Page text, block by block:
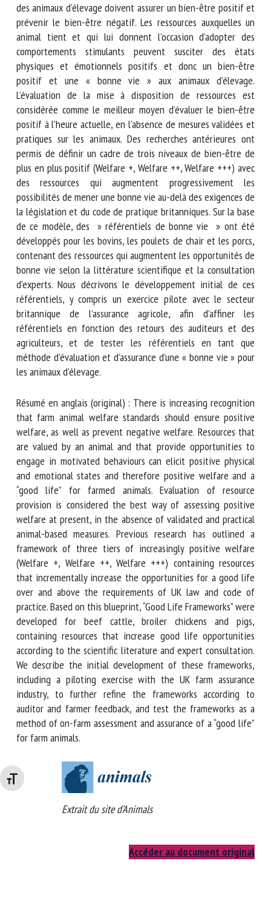
Changer la taille de la police
Il est de plus en plus reconnu que les normes de bien-être
des animaux d’élevage doivent assurer un bien-être positif
et prévenir le bien-être négatif. Les ressources auxquelles
un animal tient et qui lui donnent l’occasion d’adopter des
comportements stimulants peuvent susciter des états
physiques et émotionnels positifs et donc un bien-être
positif et une « bonne vie » aux animaux d’élevage.
L’évaluation de la mise à disposition de ressources est
considérée comme le meilleur moyen d’évaluer le bien-être
positif à l’heure actuelle, en l’absence de mesures validées
et pratiques sur les animaux. Des recherches antérieures ont
permis de définir un cadre de trois niveaux de bien-être de
plus en plus positif (Welfare +, Welfare ++, Welfare +++)
avec des ressources qui augmentent progressivement les
possibilités de mener une bonne vie au-delà des exigences
de la législation et du code de pratique britanniques. Sur la
base de ce modèle, des » référentiels de bonne vie » ont
été développés pour les bovins, les poulets de chair et les
porcs, contenant des ressources qui augmentent les
opportunités de bonne vie selon la littérature scientifique
et la consultation d’experts. Nous décrivons le
développement initial de ces référentiels, y compris un
exercice pilote avec le secteur britannique de l’assurance
agricole, afin d’affiner les référentiels en fonction des
retours des auditeurs et des agriculteurs, et de tester les
référentiels en tant que méthode d’évaluation et
Résumé en anglais (original) : There is increasing
recognition that farm animal welfare standards should
ensure positive welfare, as well as prevent negative
welfare. Resources that are valued by an animal and that
provide opportunities to engage in motivated behaviours
can elicit positive physical and emotional states and
therefore positive welfare and a “good life” for farmed
animals. Evaluation of resource provision is considered the
best way of assessing positive welfare at present, in the
absence of validated and practical animal-based measures.
Previous research has outlined a framework of three tiers
of increasingly positive welfare (Welfare +, Welfare ++,
Welfare +++) containing resources that incrementally
increase the opportunities for a good life over and above
the requirements of UK law and code of practice. Based on
this blueprint, “Good Life Frameworks” were developed for
beef cattle, broiler chickens and pigs, containing resources
that increase good life opportunities according to the
scientific literature and expert consultation. We describe
the initial development of these frameworks, including a
piloting exercise with the UK farm assurance industry, to
further refine the frameworks according to auditor and
farmer feedback, and test the frameworks as a method of
animals.
En soumettant ce formulaire, j'accepte que les
informations saisies soient utilisées dans le cadre de la
relation avec le CNR BEA. *
Les champs suivis de * sont obligatoires